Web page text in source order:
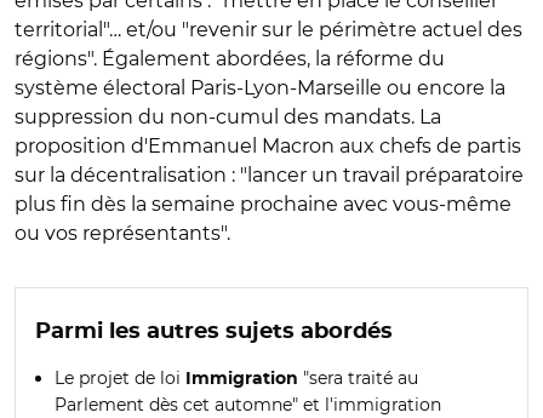
territorial"… et/ou "revenir sur le périmètre actuel des
régions". Également abordées, la réforme du
système électoral Paris-Lyon-Marseille ou encore la
suppression du non-cumul des mandats. La
proposition d'Emmanuel Macron aux chefs de partis
sur la décentralisation : "lancer un travail préparatoire
plus fin dès la semaine prochaine avec vous-même
ou vos représentants".
Parmi les autres sujets abordés
Le projet de loi Immigration "sera traité au
Parlement dès cet automne" et l'immigration